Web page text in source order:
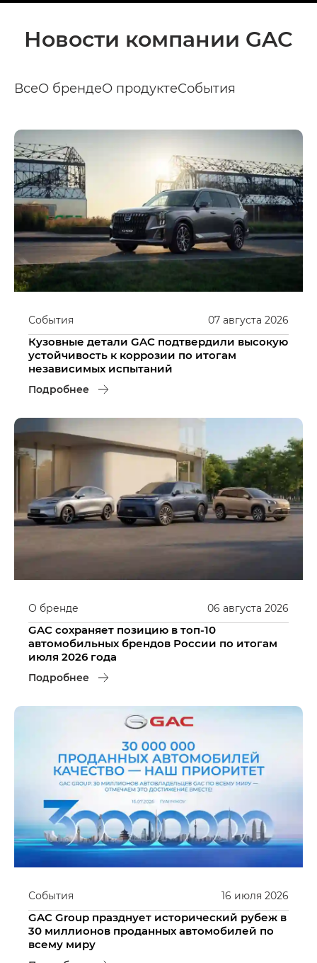
Новости компании GAC
ВсеО брендеО продуктеСобытия
07 августа 2026
События
Кузовные детали GAC подтвердили высокую
устойчивость к коррозии по итогам
независимых испытаний
Подробнее
06 августа 2026
О бренде
GAC сохраняет позицию в топ-10
автомобильных брендов России по итогам
июля 2026 года
Подробнее
16 июля 2026
События
GAC Group празднует исторический рубеж в
30 миллионов проданных автомобилей по
всему миру